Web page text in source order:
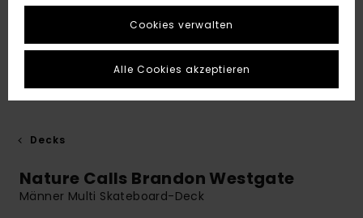
Decks
Nature Calls Brandon Westgate
Männer Multi Skateboard-Deck
Cookies verwalten
Alle Cookies akzeptieren